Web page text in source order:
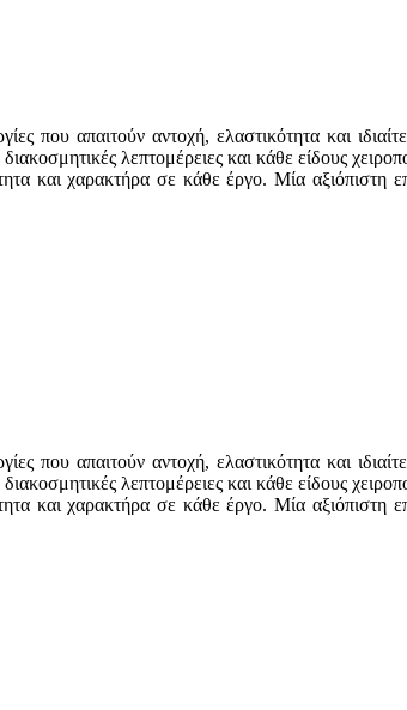
που απαιτούν αντοχή, ελαστικότητα και
λεπτομέρειες και κάθε είδους
και χαρακτήρα σε κάθε έργο. Μία αξιόπιστη
που απαιτούν αντοχή, ελαστικότητα και
λεπτομέρειες και κάθε είδους
και χαρακτήρα σε κάθε έργο. Μία αξιόπιστη